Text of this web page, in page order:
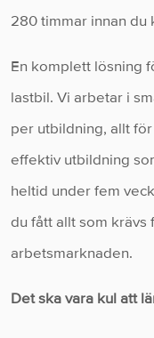
280 timmar innan du
En komplett lösning
lastbil. Vi arbetar i
per utbildning, allt
effektiv utbildning
heltid under fem
du fått allt som krävs
arbetsmarknaden.
Det ska vara kul att